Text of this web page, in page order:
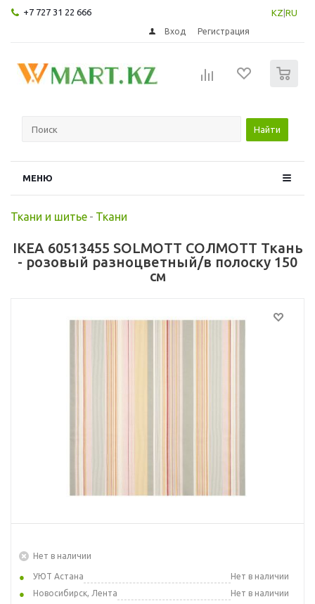
+7 727 31 22 666 KZ RU
Вход Регистрация
Найти
МЕНЮ
Ткани и шитье - Ткани
IKEA 60513455 SOLMOTT СОЛМОТТ Ткань
- розовый разноцветный/в полоску 150
см
Нет в наличии
УЮТ Астана
Нет в наличии
Новосибирск, Лента
Нет в наличии